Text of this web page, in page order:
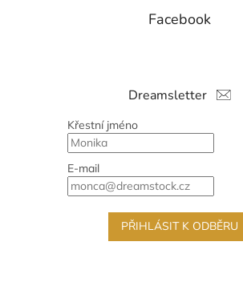
Facebook
Dreamsletter
Křestní jméno
E-mail
PŘIHLÁSIT K ODBĚRU